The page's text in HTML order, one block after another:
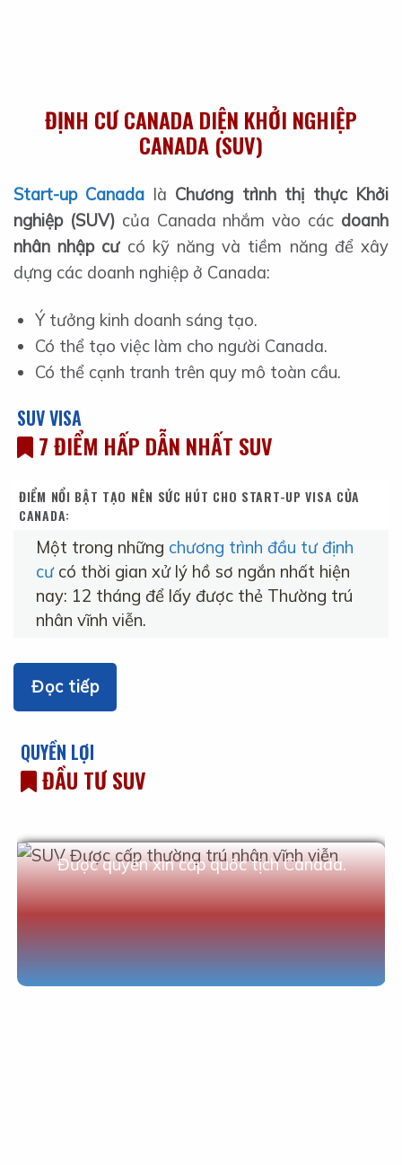
ĐỊNH CƯ CANADA DIỆN KHỞI NGHIỆP
CANADA (SUV)
Start-up Canada là Chương trình thị thực Khởi
nghiệp (SUV)của Canada nhắm vào các doanh
nhân nhập cưcó kỹ năng và tiềm năng để xây
dựng các doanh nghiệp ở Canada:
Ý tưởng kinh doanh sáng tạo.
Có thể tạo việc làm cho người Canada.
Có thể cạnh tranh trên quy mô toàn cầu.
SUV VISA
7 ĐIỂM HẤP DẪN NHẤT SUV
ĐIỂM NỔI BẬT TẠO NÊN SỨC HÚT CHO START-UP VISA CỦA
CANADA:
Một trong những chương trình đầu tư định
cưcó thời gian xử lý hồ sơ ngắn nhất hiện
nay: 12 tháng để lấy được thẻ Thường trú
nhân vĩnh viễn.
Đọc tiếp
QUYỀN LỢI
ĐẦU TƯ SUV
Một định hướng đã được chứng minh là sẽ
cung cấp giá trị cho khách hàng và cho quốc